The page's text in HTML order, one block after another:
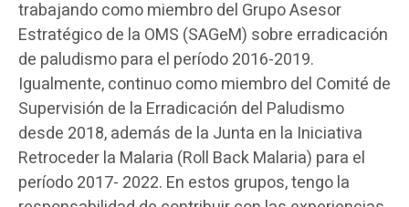
trabajando como miembro del Grupo Asesor
Estratégico de la OMS (SAGeM) sobre erradicación
de paludismo para el período 2016-2019.
Igualmente, continuo como miembro del Comité de
Supervisión de la Erradicación del Paludismo
desde 2018, además de la Junta en la Iniciativa
Retroceder la Malaria (Roll Back Malaria) para el
período 2017- 2022. En estos grupos, tengo la